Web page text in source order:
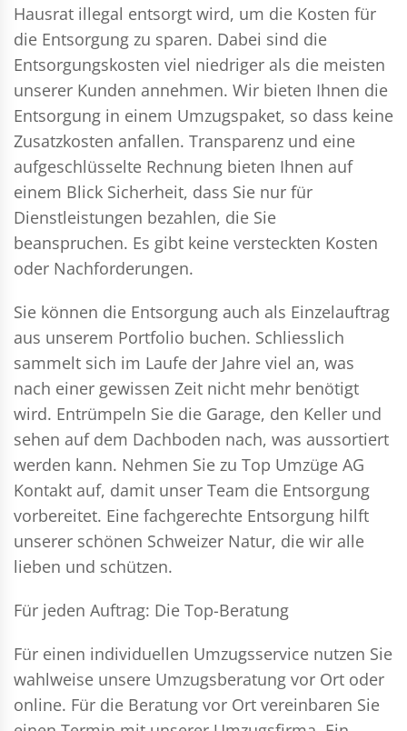
Hausrat illegal entsorgt wird, um die Kosten für
die Entsorgung zu sparen. Dabei sind die
Entsorgungskosten viel niedriger als die meisten
unserer Kunden annehmen. Wir bieten Ihnen die
Entsorgung in einem Umzugspaket, so dass keine
Zusatzkosten anfallen. Transparenz und eine
aufgeschlüsselte Rechnung bieten Ihnen auf
einem Blick Sicherheit, dass Sie nur für
Dienstleistungen bezahlen, die Sie
beanspruchen. Es gibt keine versteckten Kosten
oder Nachforderungen.
Sie können die Entsorgung auch als Einzelauftrag
aus unserem Portfolio buchen. Schliesslich
sammelt sich im Laufe der Jahre viel an, was
nach einer gewissen Zeit nicht mehr benötigt
wird. Entrümpeln Sie die Garage, den Keller und
sehen auf dem Dachboden nach, was aussortiert
werden kann. Nehmen Sie zu Top Umzüge AG
Kontakt auf, damit unser Team die Entsorgung
vorbereitet. Eine fachgerechte Entsorgung hilft
unserer schönen Schweizer Natur, die wir alle
lieben und schützen.
Für jeden Auftrag: Die Top-Beratung
Für einen individuellen Umzugsservice nutzen Sie
wahlweise unsere Umzugsberatung vor Ort oder
online. Für die Beratung vor Ort vereinbaren Sie